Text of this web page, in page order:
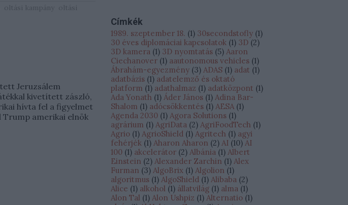
Jeruzsálem
kivetített zászló,
hívta fel a figyelmet
Trump amerikai elnök
Címkék
1989. szeptember 18. (1) 30secondstofly (1)
30 éves diplomáciai kapcsolatok (1) 3D (2)
3D kamera (1) 3D nyomtatás (5) Aaron
Ciechanover (1) aautonomous vehicles (1)
Ábrahám-egyezmény (3) ADAS (1) adat (1)
adatbázis (1) adatelemző és oktató
platform (1) adathalmaz (1) adatközpont (1)
Ada Yonath (1) Áder János (1) Adina Bar-
Shalom (1) adócsökkentés (1) AESA (1)
Agenda 2030 (1) Agora Solutions (1)
agrárium (1) AgriData (2) AgriFoodTech (1)
Agrio (1) AgrioShield (1) Agritech (1) agyi
fehérjék (1) Aharon Aharon (2) AI (10) AI
100 (1) akcelerátor (2) Albánia (1) Albert
Einstein (2) Alexander Zarchin (1) Alex
Furman (3) AlgoBrix (1) Algolion (1)
algoritmus (1) AlgoShield (1) Alibaba (2)
Alice (1) alkohol (1) állatvilág (1) alma (1)
Alon Tal (1) Alon Ushpiz (1) Alternatio (1)